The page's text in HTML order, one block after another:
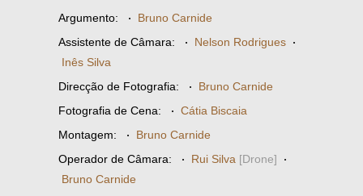
Argumento: · Bruno Carnide
Assistente de Câmara: · Nelson Rodrigues ·
Inês Silva
Direcção de Fotografia: · Bruno Carnide
Fotografia de Cena: · Cátia Biscaia
Montagem: · Bruno Carnide
Operador de Câmara: · Rui Silva [Drone] ·
Bruno Carnide